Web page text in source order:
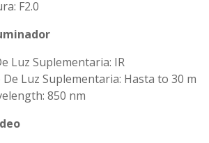
F2.0
Luz Suplementaria: IR
De Luz Suplementaria: Hasta to 30 m
850 nm